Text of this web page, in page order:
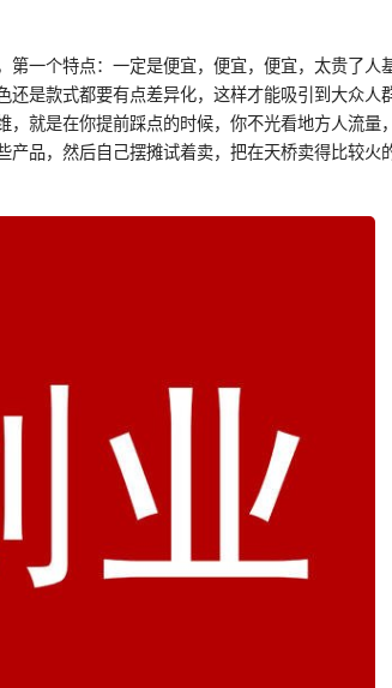
第一个特点：一定是便宜，便宜，便宜，太贵了人
还是款式都要有点差异化，这样才能吸引到大众人
，就是在你提前踩点的时候，你不光看地方人流量
产品，然后自己摆摊试着卖，把在天桥卖得比较火